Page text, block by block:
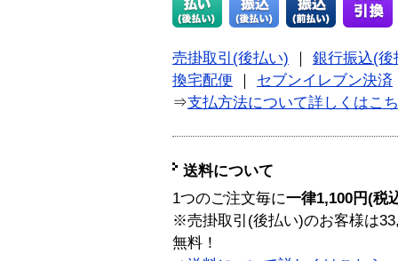
売掛取引(後払い)
銀行振込(後
換宅配便
セブンイレブン決済
⇒支払方法について詳しくはこ
送料について
1つのご注文毎に一律1,100円(税
※売掛取引(後払い)のお客様は
無料！